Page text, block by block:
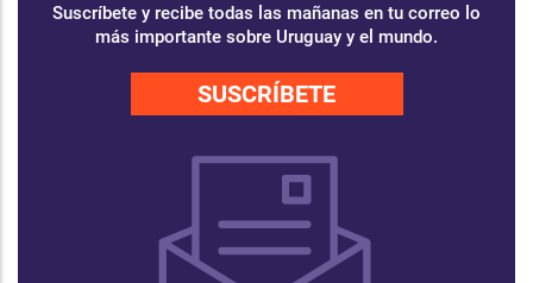
Suscríbete y recibe todas las mañanas en tu correo lo
más importante sobre Uruguay y el mundo.
SUSCRÍBETE